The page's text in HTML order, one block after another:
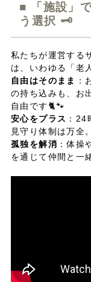
■ 「施設」
う選択 🗝️
私たちが運営する
は、いわゆる「老
自由はそのまま
：
の持ち込みも、お
自由です🐈🐾
安心をプラス ：24
見守り体制は万全
孤独を解消 ：体操
を通じて仲間と一